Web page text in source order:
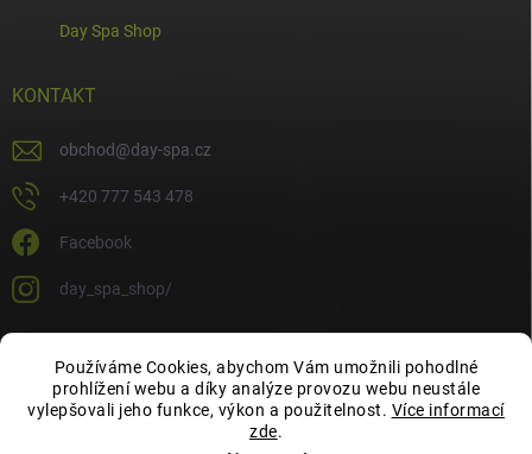
Používáme Cookies, abychom Vám umožnili pohodlné
prohlížení webu a díky analýze provozu webu neustále
vylepšovali jeho funkce, výkon a použitelnost. Více informací
zde.
Day Spa Shop
KONTAKT
obchod@day-spa.cz
+420 777 543 478
Facebook
day_spa_shop/
OCHRANA OSOBNÍCH ÚDAJŮ